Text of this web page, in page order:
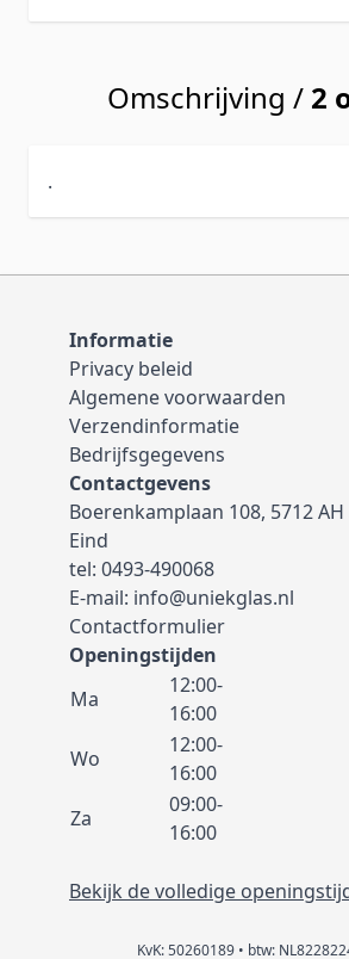
Omschrijving / 2
.
Informatie
Privacy beleid
Algemene voorwaarden
Verzendinformatie
Bedrijfsgegevens
Contactgevens
Boerenkamplaan 108, 5712
Eind
tel: 0493-490068
E-mail: info@uniekglas.nl
Contactformulier
Openingstijden
Ma
12:00-
16:00
Wo
12:00-
16:00
Za
09:00-
16:00
Bekijk de volledige
KvK: 50260189 • btw: